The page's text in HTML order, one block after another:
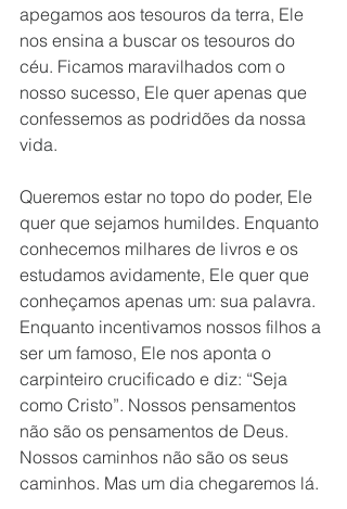
apegamos aos tesouros da terra, Ele
nos ensina a buscar os tesouros do
céu. Ficamos maravilhados com o
nosso sucesso, Ele quer apenas que
confessemos as podridões da nossa
vida.
Queremos estar no topo do poder, Ele
quer que sejamos humildes. Enquanto
conhecemos milhares de livros e os
estudamos avidamente, Ele quer que
conheçamos apenas um: sua palavra.
Enquanto incentivamos nossos filhos a
ser um famoso, Ele nos aponta o
carpinteiro crucificado e diz: “Seja
como Cristo”. Nossos pensamentos
não são os pensamentos de Deus.
Nossos caminhos não são os seus
caminhos. Mas um dia chegaremos lá.